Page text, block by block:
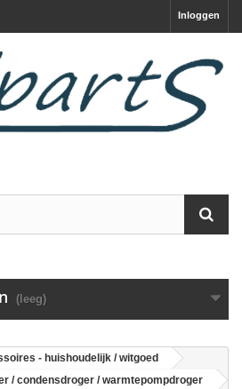
Inloggen
(leeg)
- huishoudelijk / witgoed
/ condensdroger / warmtepompdroger